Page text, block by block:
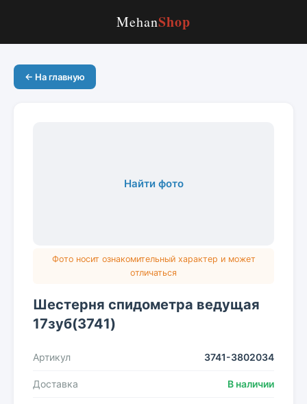
MehanShop
← На главную
Найти фото
Фото носит ознакомительный характер и может
отличаться
Шестерня спидометра ведущая
17зуб(3741)
Артикул 3741-3802034
Доставка В наличии